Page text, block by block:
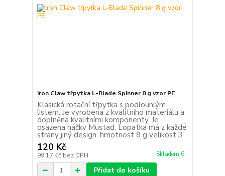
Iron Claw třpytka L-Blade Spinner 8 g vzor PE
Klasická rotační třpytka s podlouhlým
listem. Je vyrobena z kvalitního materiálu a
doplněna kvalitními komponenty. Je
osazena háčky Mustad. Lopatka má z každé
strany jiný design. hmotnost 8 g velikost 3
120 Kč
99,17 Kč bez DPH Skladem 6
Přidat do košíku